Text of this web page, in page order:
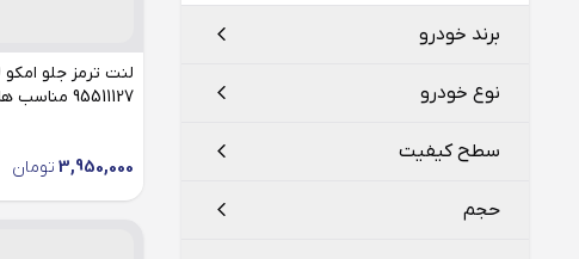
برند خودرو
هایما
نوع خودرو
سطح کیفیت
حجم
95511127 مناسب هایما s7
3,950,000 تومان